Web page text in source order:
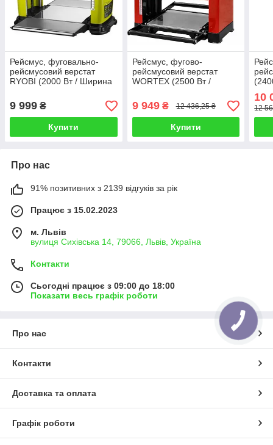
Рейсмус, фуговально-
рейсмусовий верстат
RYOBI (2000 Вт / Ширина
Глибина стругання 0-3мм)
9 999 ₴
Купити
Рейсмус, фугово-
рейсмусовий верстат
WORTEX (2500 Вт /
/ Глибина стругання 0-
3мм)
9 949₴ 12 436,25 ₴
Купити
10
12
Про нас
91% позитивних з 2139 відгуків за рік
Працює з 15.02.2023
м. Львів
вулиця Сихівська 14, 79066, Львів, Україна
Контакти
Сьогодні працює з 09:00 до 18:00
Показати весь графік роботи
Про нас
Контакти
Доставка та оплата
Графік роботи